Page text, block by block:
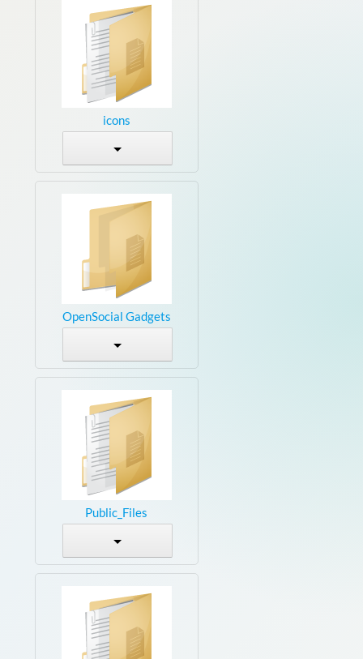
icons
OpenSocial Gadgets
Public_Files